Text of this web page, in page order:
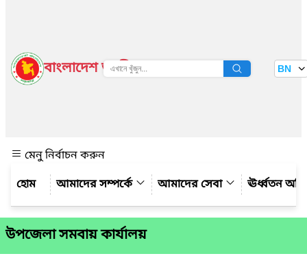
বাংলাদেশ জাতীয় তথ্য বাতায়ন BN
মেনু নির্বাচন করুন
আমাদের সম্পর্কে
আমাদের সেবা ঊর্ধ্বতন
উপজেলা সমবায় কার্যালয়